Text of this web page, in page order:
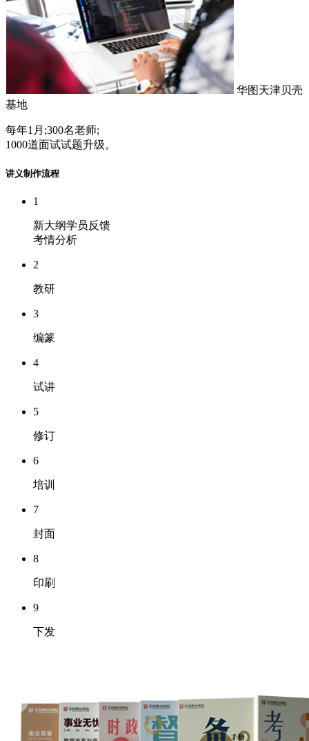
华图天津贝壳
基地
每年1月;300名老师;
1000道面试试题升级。
讲义制作流程
1
新大纲学员反馈
考情分析
2
教研
3
编篆
4
试讲
5
修订
6
培训
7
封面
8
印刷
9
下发